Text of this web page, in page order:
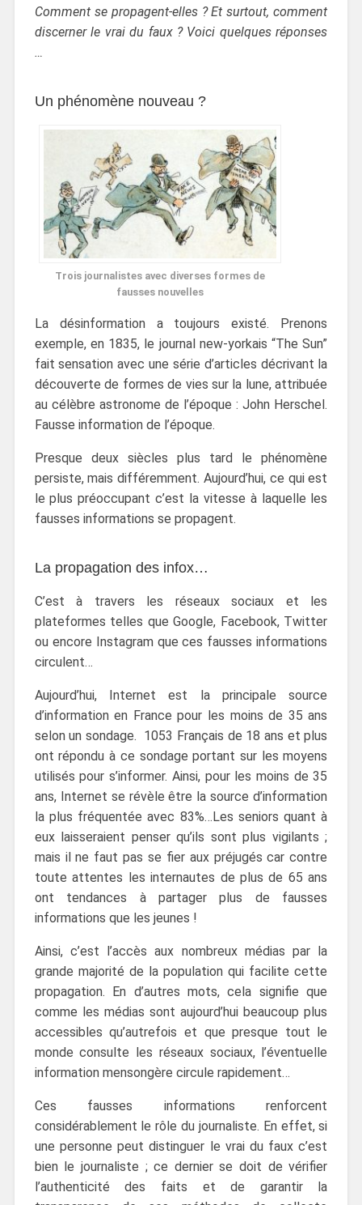
Comment se propagent-elles ? Et surtout, comment
discerner le vrai du faux ? Voici quelques réponses
…
Un phénomène nouveau ?
Trois journalistes avec diverses formes de
fausses nouvelles
La désinformation a toujours existé. Prenons
exemple, en 1835, le journal new-yorkais “The Sun”
fait sensation avec une série d’articles décrivant la
découverte de formes de vies sur la lune, attribuée
au célèbre astronome de l’époque : John Herschel.
Fausse information de l’époque.
Presque deux siècles plus tard le phénomène
persiste, mais différemment. Aujourd’hui, ce qui est
le plus préoccupant c’est la vitesse à laquelle les
fausses informations se propagent.
La propagation des infox…
C’est à travers les réseaux sociaux et les
plateformes telles que Google, Facebook, Twitter
ou encore Instagram que ces fausses informations
circulent…
Aujourd’hui, Internet est
la principale source
d’information en France pour les moins de 35 ans
selon un sondage. 1053 Français de 18 ans et plus
ont réponduà ce sondage portant sur les moyens
utilisés pour s’informer. Ainsi, pour les moins de 35
ans, Internet se révèle être la source d’information
la plus fréquentée avec 83%…Les seniors quant à
eux laisseraient penser qu’ils sont plus vigilants ;
mais il ne faut pas se fier aux préjugés car contre
toute attentes les internautes de plus de 65 ans
ont tendances à partager plus de fausses
informations que les jeunes !
Ainsi, c’est l’accès aux nombreux médias par la
grande majorité de la population qui facilite cette
propagation. En d’autres mots, cela signifie que
comme les médias sont aujourd’hui beaucoup plus
accessibles qu’autrefois et que presque tout le
monde consulte les réseaux sociaux, l’éventuelle
information mensongère circule rapidement…
Ces fausses informations renforcent
considérablement le rôle du journaliste. En effet, si
une personne peut distinguer le vrai du faux c’est
bien le journaliste ; ce dernier se doit de vérifier
l’authenticité des faits et de garantir la